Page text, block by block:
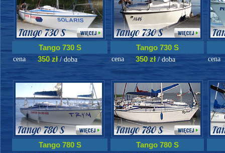
Tango 730 S
cena 350 zł / doba
Tango 730 S
cena 350 zł/ doba cena
Tango 780 S Tango 780 S